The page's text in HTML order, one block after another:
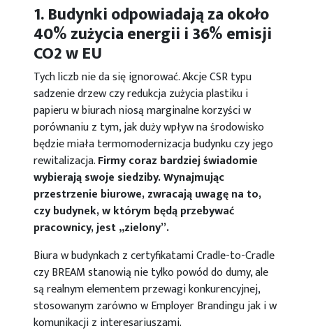
1. Budynki odpowiadają za około
40% zużycia energii i 36% emisji
CO2 w EU
Tych liczb nie da się ignorować. Akcje CSR typu
sadzenie drzew czy redukcja zużycia plastiku i
papieru w biurach niosą marginalne korzyści w
porównaniu z tym, jak duży wpływ na środowisko
będzie miała termomodernizacja budynku czy jego
rewitalizacja.Firmy coraz bardziej świadomie
wybierają swoje siedziby. Wynajmując
przestrzenie biurowe, zwracają uwagę na to,
czy budynek, w którym będą przebywać
pracownicy, jest „zielony”.
Biura w budynkach z certyfikatami Cradle-to-Cradle
czy BREAM stanowią nie tylko powód do dumy, ale
są realnym elementem przewagi konkurencyjnej,
stosowanym zarówno w Employer Brandingu jak i w
komunikacji z interesariuszami.